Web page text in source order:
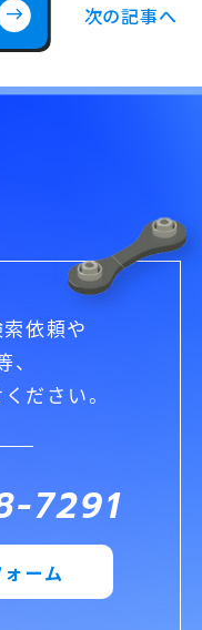
次の記事へ
east
依頼や
ださい。
7291
ーム